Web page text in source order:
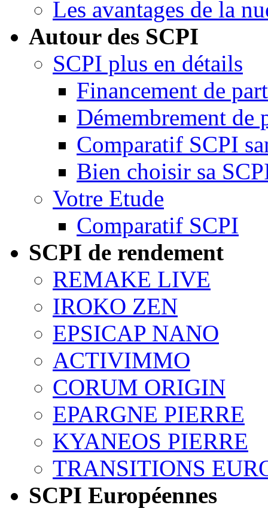
Les avantages de la
Autour des SCPI
SCPI plus en détails
Financement de
Démembrement de
Comparatif SCPI
Bien choisir sa
Votre Etude
Comparatif SCPI
SCPI de rendement
REMAKE LIVE
IROKO ZEN
EPSICAP NANO
ACTIVIMMO
CORUM ORIGIN
EPARGNE PIERRE
KYANEOS PIERRE
TRANSITIONS
SCPI Européennes